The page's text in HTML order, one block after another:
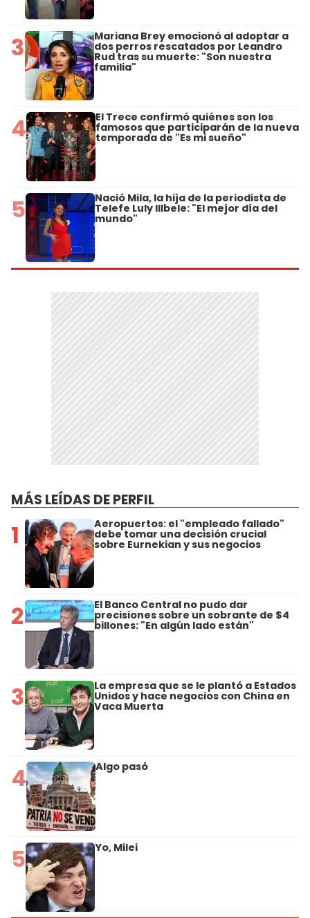
3 Mariana Brey emocionó al adoptar a
dos perros rescatados por Leandro
Rud tras su muerte: "Son nuestra
familia"
4 El Trece confirmó quiénes son los
famosos que participarán de la nueva
temporada de "Es mi sueño"
5 Nació Mila, la hija de la periodista de
Telefe Luly Illbele: "El mejor día del
mundo"
MÁS LEÍDAS DE PERFIL
1 Aeropuertos: el "empleado fallado"
debe tomar una decisión crucial
sobre Eurnekian y sus negocios
2 El Banco Central no pudo dar
precisiones sobre un sobrante de $4
billones: "En algún lado están"
3 La empresa que se le plantó a Estados
Unidos y hace negocios con China en
Vaca Muerta
4 Algo pasó
5 Yo, Milei